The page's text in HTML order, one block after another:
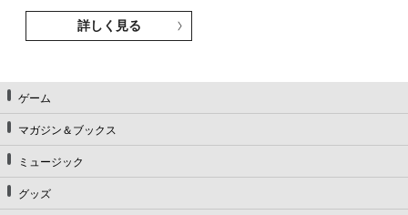
詳しく見る
ゲーム
マガジン＆ブックス
ミュージック
グッズ